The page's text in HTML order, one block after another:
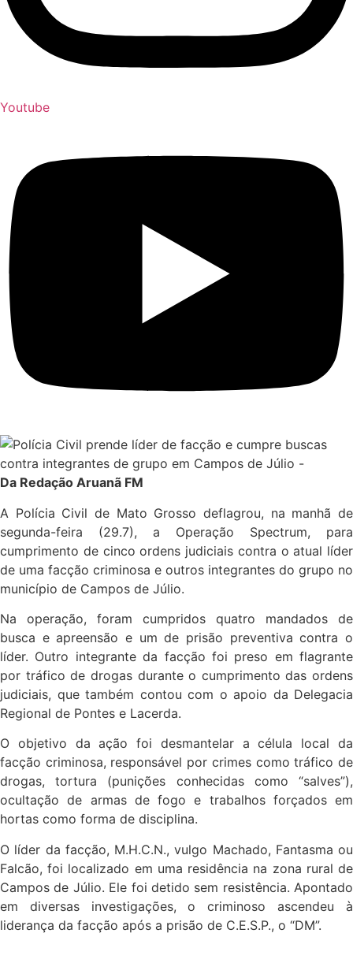
Youtube
Da Redação Aruanã FM
A Polícia Civil de Mato Grosso deflagrou, na manhã de
segunda-feira (29.7), a Operação Spectrum, para
cumprimento de cinco ordens judiciais contra o atual líder
de uma facção criminosa e outros integrantes do grupo no
município de Campos de Júlio.
Na operação, foram cumpridos quatro mandados de
busca e apreensão e um de prisão preventiva contra o
líder. Outro integrante da facção foi preso em flagrante
por tráfico de drogas durante o cumprimento das ordens
judiciais, que também contou com o apoio da Delegacia
Regional de Pontes e Lacerda.
O objetivo da ação foi desmantelar a célula local da
facção criminosa, responsável por crimes como tráfico de
drogas, tortura (punições conhecidas como “salves”),
ocultação de armas de fogo e trabalhos forçados em
hortas como forma de disciplina.
O líder da facção, M.H.C.N., vulgo Machado, Fantasma ou
Falcão, foi localizado em uma residência na zona rural de
Campos de Júlio. Ele foi detido sem resistência. Apontado
em diversas investigações, o criminoso ascendeu à
liderança da facção após a prisão de C.E.S.P., o “DM”.